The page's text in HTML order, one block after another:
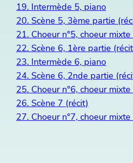
19. Intermède 5, piano
20. Scène 5, 3ème partie
21. Choeur n°5, choeur
22. Scène 6, 1ère partie
23. Intermède 6, piano
24. Scène 6, 2nde partie
25. Choeur n°6, choeur
26. Scène 7 (récit)
27. Choeur n°7, choeur